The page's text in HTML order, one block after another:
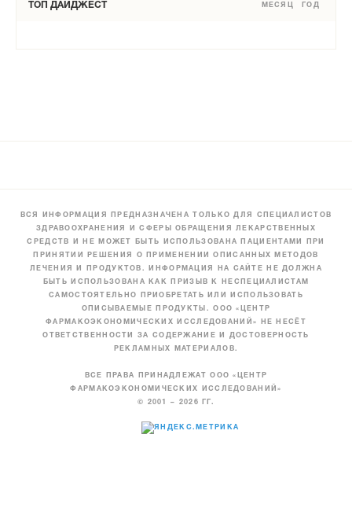
ТОП ДАЙДЖЕСТ МЕСЯЦ ГОД
ВСЯ ИНФОРМАЦИЯ ПРЕДНАЗНАЧЕНА ТОЛЬКО ДЛЯ СПЕЦИАЛИСТОВ
ЗДРАВООХРАНЕНИЯ И СФЕРЫ ОБРАЩЕНИЯ ЛЕКАРСТВЕННЫХ
СРЕДСТВ И НЕ МОЖЕТ БЫТЬ ИСПОЛЬЗОВАНА ПАЦИЕНТАМИ ПРИ
ПРИНЯТИИ РЕШЕНИЯ О ПРИМЕНЕНИИ ОПИСАННЫХ МЕТОДОВ
ЛЕЧЕНИЯ И ПРОДУКТОВ. ИНФОРМАЦИЯ НА САЙТЕ НЕ ДОЛЖНА
БЫТЬ ИСПОЛЬЗОВАНА КАК ПРИЗЫВ К НЕСПЕЦИАЛИСТАМ
САМОСТОЯТЕЛЬНО ПРИОБРЕТАТЬ ИЛИ ИСПОЛЬЗОВАТЬ
ОПИСЫВАЕМЫЕ ПРОДУКТЫ. ООО «ЦЕНТР
ФАРМАКОЭКОНОМИЧЕСКИХ ИССЛЕДОВАНИЙ» НЕ НЕСЁТ
ОТВЕТСТВЕННОСТИ ЗА СОДЕРЖАНИЕ И ДОСТОВЕРНОСТЬ
РЕКЛАМНЫХ МАТЕРИАЛОВ.
ВСЕ ПРАВА ПРИНАДЛЕЖАТ ООО «ЦЕНТР
ФАРМАКОЭКОНОМИЧЕСКИХ ИССЛЕДОВАНИЙ»
© 2001 – 2026 ГГ.